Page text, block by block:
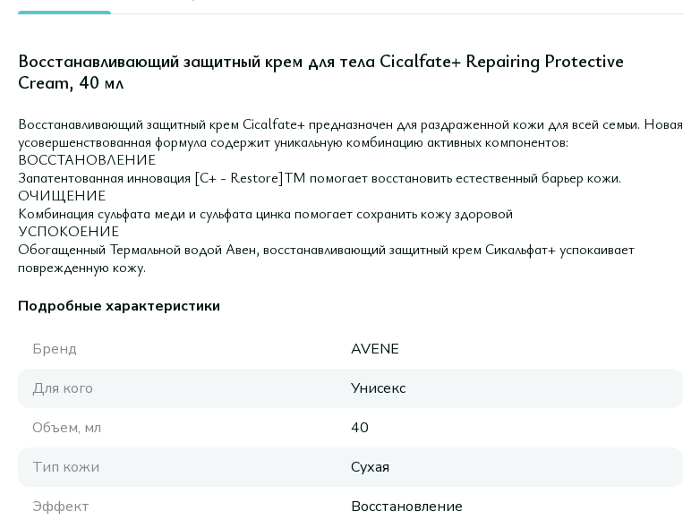
Восстанавливающий защитный крем для тела Cicalfate+ Repairing Protective
Cream, 40 мл
Восстанавливающий защитный крем Cicalfate+ предназначен для раздраженной кожи для всей семьи. Новая
усовершенствованная формула содержит уникальную комбинацию активных компонентов:
ВОССТАНОВЛЕНИЕ
Запатентованная инновация [С+ - Restore]TM помогает восстановить естественный барьер кожи.
ОЧИЩЕНИЕ
Комбинация сульфата меди и сульфата цинка помогает сохранить кожу здоровой
УСПОКОЕНИЕ
Обогащенный Термальной водой Авен, восстанавливающий защитный крем Сикальфат+ успокаивает
поврежденную кожу.
Подробные характеристики
Бренд
AVENE
Для кого
Унисекс
Объем, мл
40
Тип кожи
Сухая
Эффект
Восстановление